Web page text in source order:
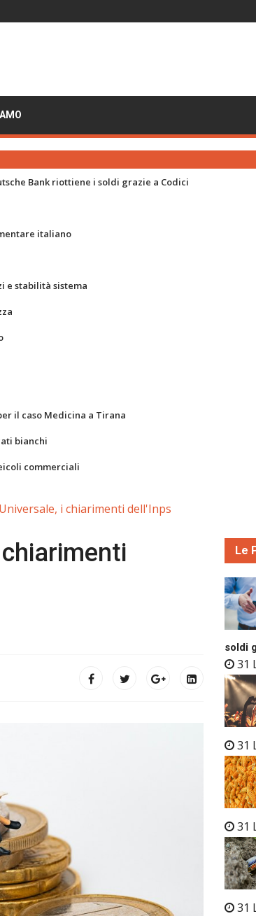
Bank riottiene i soldi grazie a Codici
italiano
e stabilità sistema
il caso Medicina a Tirana
bianchi
commerciali
i chiarimenti dell'Inps
Le
soldi
31
31
31
31